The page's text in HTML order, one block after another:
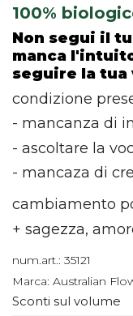
100%
Non segui il
manca
seguire la tua
condizione
- mancanza di
- ascoltare la
- mancaza di
cambiamento
+ sagezza,
num.art.: 35121
Marca: Australian
Sconti sul volume